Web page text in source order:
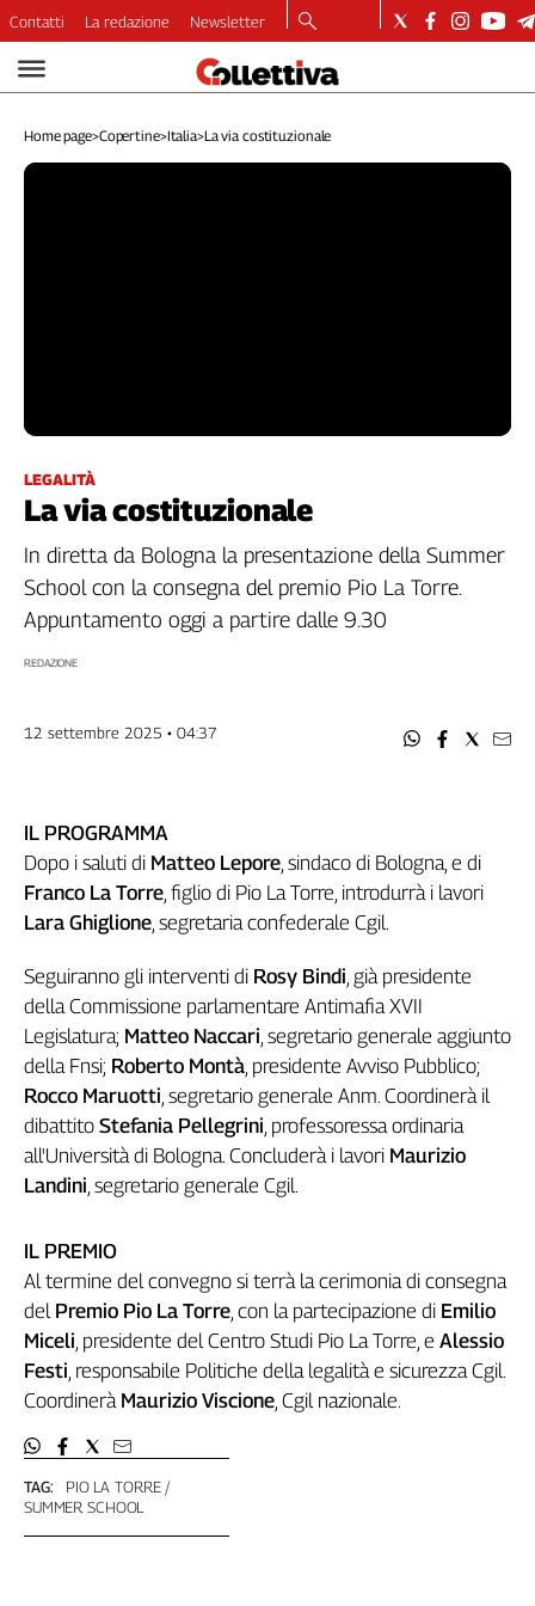
Video
Dirette
Longform
Internazionale
Categorie
Filcams
Filctem
Fillea
Flai
Nidil
Slc
Spi
Inca
Speciali
G8
di
Genova,
il
sangue
ragione
anni
Cgil
Collettiva
Academy
Collettiva
Play
Talk
Contatti La redazione Newsletter
Home page>Copertine>Italia>La via costituzionale
LEGALITÀ
La via costituzionale
In diretta da Bologna la presentazione della Summer
School con la consegna del premio Pio La Torre.
Appuntamento oggi a partire dalle 9.30
REDAZIONE
12 settembre 2025 • 04:37
TAG:
PIO LA TORRE
SUMMER SCHOOL
IL PROGRAMMA
Dopo i saluti di Matteo Lepore, sindaco di Bologna, e di
Franco La Torre, figlio di Pio La Torre, introdurrà i lavori
Lara Ghiglione, segretaria confederale Cgil.
Seguiranno gli interventi di Rosy Bindi, già presidente
della Commissione parlamentare Antimafia XVII
Legislatura; Matteo Naccari, segretario generale aggiunto
della Fnsi; Roberto Montà, presidente Avviso Pubblico;
Rocco Maruotti, segretario generale Anm. Coordinerà il
dibattito Stefania Pellegrini, professoressa ordinaria
all'Università di Bologna. Concluderà i lavori Maurizio
Landini, segretario generale Cgil.
IL PREMIO
Al termine del convegno si terrà la cerimonia di consegna
del Premio Pio La Torre, con la partecipazione di Emilio
Miceli, presidente del Centro Studi Pio La Torre, e Alessio
Festi, responsabile Politiche della legalità e sicurezza Cgil.
Coordinerà Maurizio Viscione, Cgil nazionale.